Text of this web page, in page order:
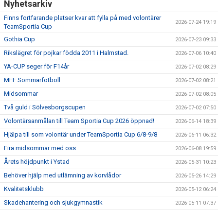
ATT VARA VITAMIN I YIFFF
SAMARBETE NIU-GYMNASIUM FOTBOL YSTAD
Nyhetsarkiv
Finns fortfarande platser kvar att fylla på med volontärer
TeamSportia Cup
2026-07-24 19:19
Gothia Cup 2026-07-23 09:33
Rikslägret för pojkar födda 2011 i Halmstad. 2026-07-06 10:40
YA-CUP seger för F14år 2026-07-02 08:29
MFF Sommarfotboll 2026-07-02 08:21
Midsommar 2026-07-02 08:05
Två guld i Sölvesborgscupen 2026-07-02 07:50
Volontärsanmålan till Team Sportia Cup 2026 öppnad! 2026-06-14 18:39
Hjälpa till som volontär under TeamSportia Cup 6/8-9/8 2026-06-11 06:32
Fira midsommar med oss 2026-06-08 19:59
Årets höjdpunkt i Ystad 2026-05-31 10:23
Behöver hjälp med utlämning av korvlådor 2026-05-26 14:29
Kvalitetsklubb 2026-05-12 06:24
Skadehantering och sjukgymnastik 2026-05-11 07:37